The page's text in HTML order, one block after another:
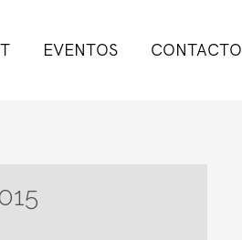
EVENTOS CONTACTO